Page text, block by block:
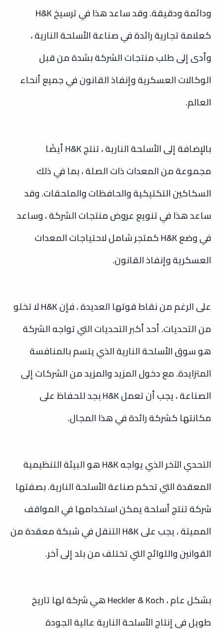
ودائمة ودقيقة. وقد ساعد هذا في ترسيخ H&K
كعلامة تجارية رائدة في صناعة الأسلحة النارية ،
وأدى إلى طلب منتجات الشركة بشدة من قبل
الوكالات العسكرية وإنفاذ القانون في جميع أنحاء
العالم.
بالإضافة إلى الأسلحة النارية ، تنتج H&K أيضًا
مجموعة من المعدات ذات الصلة ، بما في ذلك
السكاكين التكتيكية والحافظات والملحقات. وقد
ساعد هذا في تنويع عروض منتجات الشركة ، وساعد
في وضع H&K كمتجر شامل لاحتياجات المعدات
العسكرية وإنفاذ القانون.
على الرغم من نقاط قوتها العديدة ، فإن H&K لا تخلو
من التحديات. أحد أكبر التحديات التي تواجه الشركة
هو سوق الأسلحة النارية الذي يتسم بالمنافسة
المتزايدة. مع دخول المزيد والمزيد من الشركات إلى
الصناعة ، يجب أن تعمل H&K بجد للحفاظ على
مكانتها كشركة رائدة في هذا المجال.
التحدي الآخر الذي يواجه H&K هو البيئة التنظيمية
المعقدة التي تحكم صناعة الأسلحة النارية. بصفتها
شركة تنتج أسلحة يمكن استخدامها في المواقف
المميتة ، يجب على H&K التنقل في شبكة معقدة من
القوانين واللوائح التي تختلف من بلد إلى آخر.
بشكل عام ، Heckler & Koch هي شركة لها تاريخ
طويل في إنتاج الأسلحة النارية عالية الجودة